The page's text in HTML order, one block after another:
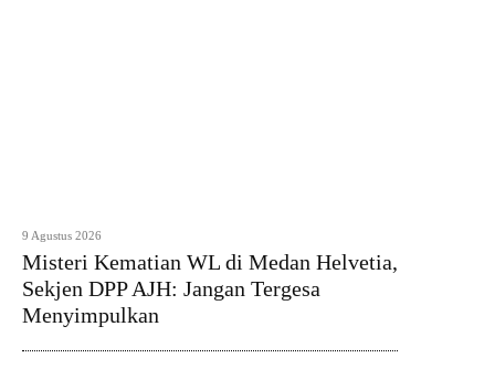
9 Agustus 2026
Misteri Kematian WL di Medan Helvetia,
Sekjen DPP AJH: Jangan Tergesa
Menyimpulkan